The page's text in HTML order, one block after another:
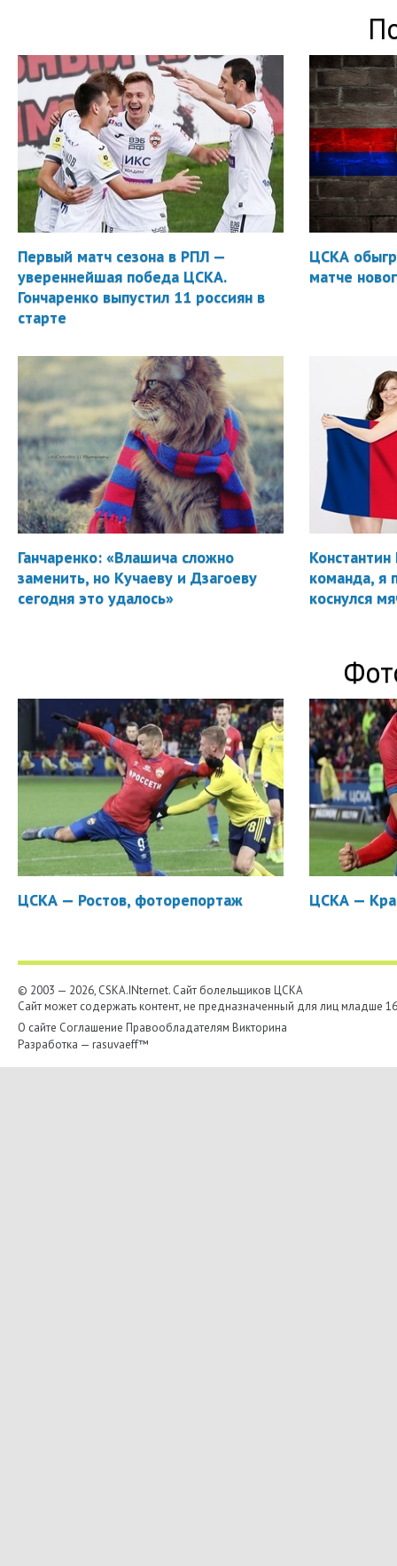
Первый матч сезона в РПЛ —
увереннейшая победа ЦСКА.
Гончаренко выпустил 11 россиян в
старте
ЦСКА
матче
Ганчаренко: «Влашича сложно
заменить, но Кучаеву и Дзагоеву
сегодня это удалось»
Константин
команда, я
коснулся
ЦСКА — Ростов, фоторепортаж ЦСКА —
© 2003 — 2026, CSKA.INternet. Cайт болельщиков ЦСКА
Сайт может содержать контент, не предназначенный для лиц младше
О сайте Соглашение Правообладателям Викторина
Разработка — rasuvaeff™